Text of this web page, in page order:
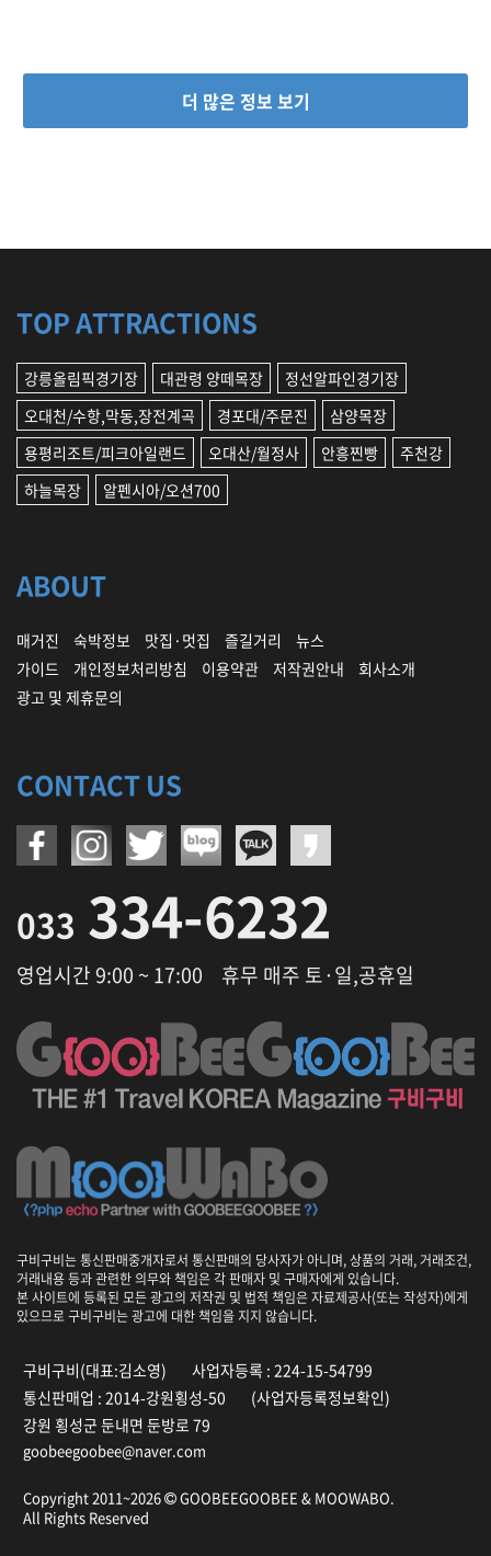
더 많은 정보 보기
TOP ATTRACTIONS
강릉올림픽경기장 대관령 양떼목장
정선알파인경기장
오대천/수항,막동,장전계곡
경포대/주문진
삼양목장
용평리조트/피크아일랜드
오대산/월정사 안흥찐빵
주천강
하늘목장
알펜시아/오션700
ABOUT
매거진 숙박정보 맛집·멋집 즐길거리
뉴스
가이드
개인정보처리방침 이용약관 저작권안내
회사소개
광고 및 제휴문의
CONTACT US
033 334-6232
영업시간 9:00 ~ 17:00 휴무 매주 토·일,공휴일
구비구비는 통신판매중개자로서 통신판매의 당사자가 아니며, 상품의 거래, 거래조건,
거래내용 등과 관련한 의무와 책임은 각 판매자 및 구매자에게 있습니다.
본 사이트에 등록된 모든 광고의 저작권 및 법적 책임은 자료제공사(또는 작성자)에게
있으므로 구비구비는 광고에 대한 책임을 지지 않습니다.
구비구비(대표:김소영)
사업자등록 : 224-15-54799
통신판매업 : 2014-강원횡성-50
(사업자등록정보확인)
강원 횡성군 둔내면 둔방로 79
goobeegoobee@naver.com
Copyright 2011~2026 GOOBEEGOOBEE & MOOWABO.
All Rights Reserved